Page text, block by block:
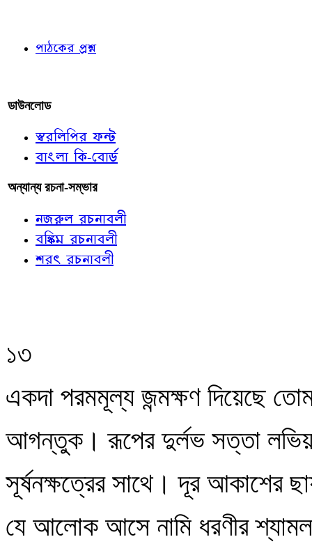
পাঠকের প্রশ্ন
ডাউনলোড
স্বরলিপির ফন্ট
বাংলা কি-বোর্ড
অন্যান্য রচনা-সম্ভার
নজরুল রচনাবলী
বঙ্কিম রচনাবলী
শরৎ রচনাবলী
১৩
একদা পরমমূল্য জন্মক্ষণ দিয়েছে
আগন্তুক। রূপের দুর্লভ সত্তা
সূর্ষনক্ষত্রের সাথে। দূর আকাশের
যে আলোক আসে নামি ধরণীর